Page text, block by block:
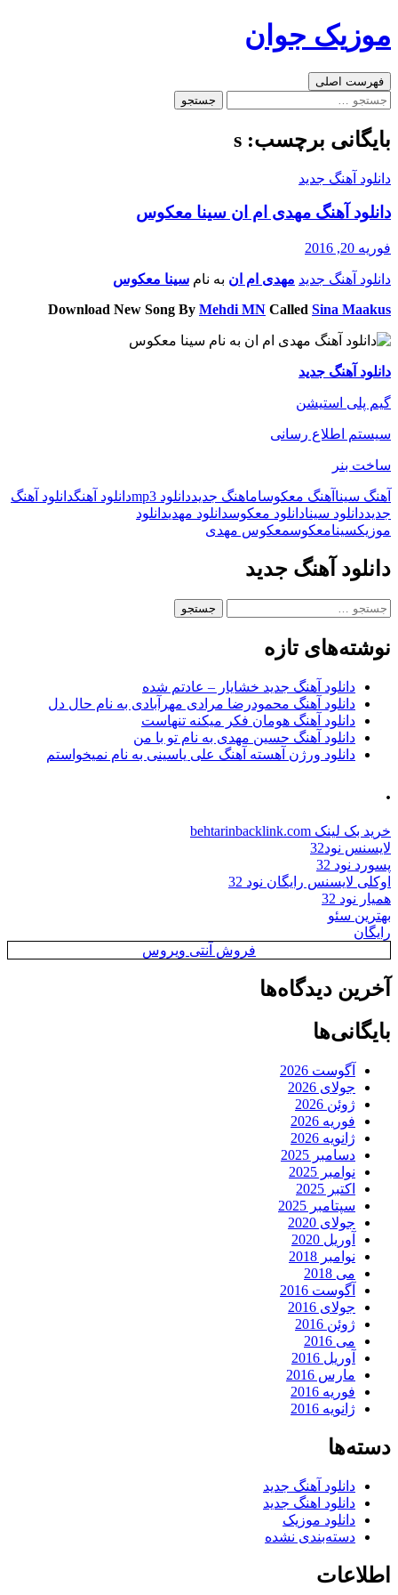
به
موزیک جوان
جست‌وجو
فهرست اصلی
جستجو
بایگانی برچسب: s
دانلود آهنگ جدید
دانلود آهنگ مهدی ام ان سینا معکوس
فوریه 20, 2016
دانلود آهنگ جدید مهدی ام ان به نام سینا معکوس
Download New Song By Mehdi MN Called Sina Maakus
دانلود آهنگ جدید
گیم پلی استیشن
سیستم اطلاع رسانی
ساخت بنر
آهنگ سینا آهنگ معکوساماهنگ جدیددانلود mp3 دانلود آهنگدانلود آهنگ
جدیددانلود سینادانلود معکوسدانلود مهدیدانلود
موزیکسینامعکوسمعکوس مهدی
دانلود آهنگ جدید
جستجو
نوشته‌های تازه
دانلود آهنگ جدید خشایار – عادتم شده
دانلود آهنگ محمودرضا مرادی مهرآبادی به نام حال دل
دانلود آهنگ هومان فکر میکنه تنهاست
دانلود آهنگ حسین مهدی به نام تو با من
دانلود ورژن آهسته آهنگ علی یاسینی به نام نمیخواستم
.
خرید بک لینک behtarinbacklink.com
لایسنس نود32
پسورد نود 32
اوکلی لایسنس رایگان نود 32
همیار نود 32
بهترین سئو
رایگان
فروش آنتی ویروس
آخرین دیدگاه‌ها
بایگانی‌ها
آگوست 2026
جولای 2026
ژوئن 2026
فوریه 2026
ژانویه 2026
دسامبر 2025
نوامبر 2025
اکتبر 2025
سپتامبر 2025
جولای 2020
آوریل 2020
نوامبر 2018
می 2018
آگوست 2016
جولای 2016
ژوئن 2016
می 2016
آوریل 2016
مارس 2016
فوریه 2016
ژانویه 2016
دسته‌ها
دانلود آهنگ جدید
دانلود اهنگ جدید
دانلود موزیک
دسته‌بندی نشده
اطلاعات